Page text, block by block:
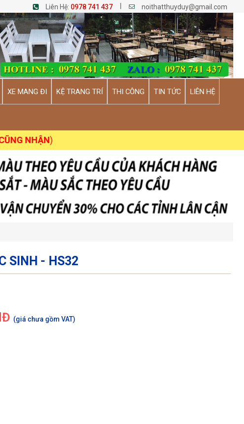
Liên Hệ: 0978 741 437 noithatthuyduy@gmail.com
XE MANG ĐI KỆ TRANG TRÍ THI CÔNG TIN TỨC LIÊN HỆ
)
SINH - HS32